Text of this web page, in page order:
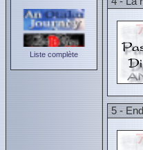
Liste complète
5 -